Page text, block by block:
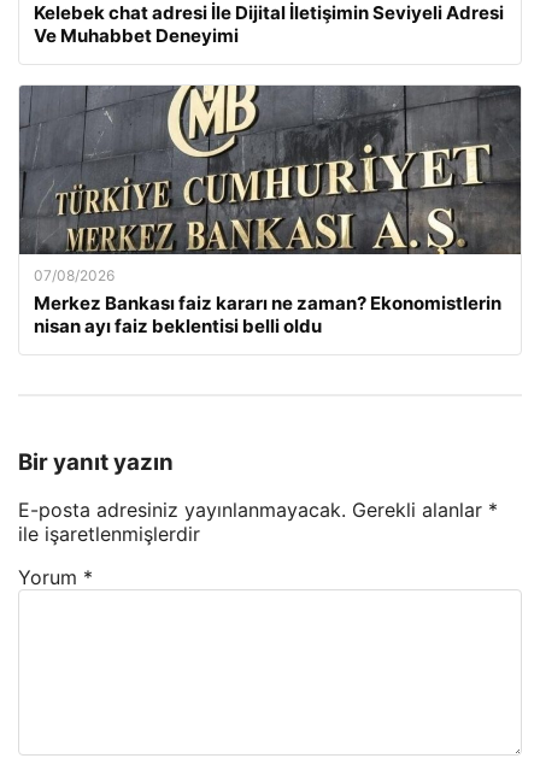
Kelebek chat adresi İle Dijital İletişimin Seviyeli Adresi
Ve Muhabbet Deneyimi
07/08/2026
Merkez Bankası faiz kararı ne zaman? Ekonomistlerin
nisan ayı faiz beklentisi belli oldu
Bir yanıt yazın
E-posta adresiniz yayınlanmayacak. Gerekli alanlar *
ile işaretlenmişlerdir
Yorum *